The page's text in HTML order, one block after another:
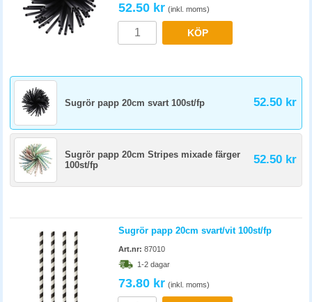
52.50 kr (inkl. moms)
KÖP
Sugrör papp 20cm svart 100st/fp 52.50 kr
Sugrör papp 20cm Stripes mixade färger
100st/fp
52.50 kr
Sugrör papp 20cm svart/vit 100st/fp
Art.nr: 87010
1-2 dagar
73.80 kr (inkl. moms)